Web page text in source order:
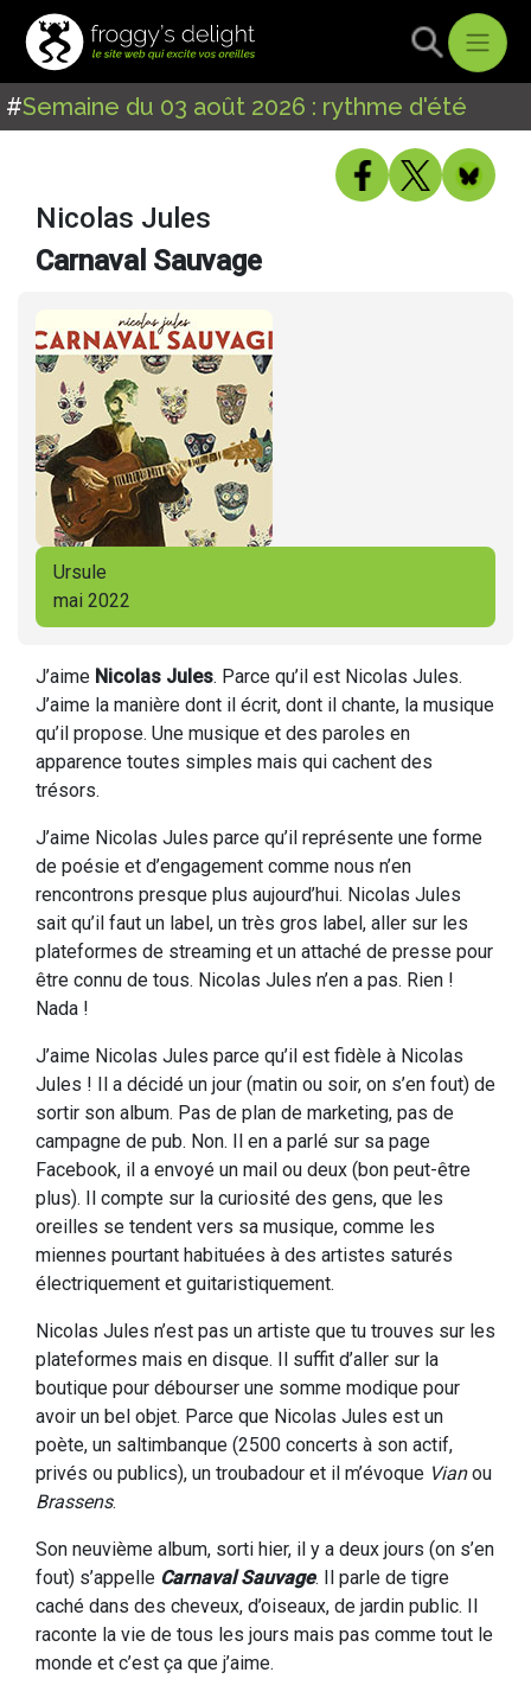
#Semaine du 03 août 2026 : rythme d'été
Nicolas Jules
Carnaval Sauvage
Ursule
mai 2022
J’aime Nicolas Jules. Parce qu’il est Nicolas Jules.
J’aime la manière dont il écrit, dont il chante, la musique
qu’il propose. Une musique et des paroles en
apparence toutes simples mais qui cachent des
trésors.
J’aime Nicolas Jules parce qu’il représente une forme
de poésie et d’engagement comme nous n’en
rencontrons presque plus aujourd’hui. Nicolas Jules
sait qu’il faut un label, un très gros label, aller sur les
plateformes de streaming et un attaché de presse pour
être connu de tous. Nicolas Jules n’en a pas. Rien !
Nada !
J’aime Nicolas Jules parce qu’il est fidèle à Nicolas
Jules ! Il a décidé un jour (matin ou soir, on s’en fout) de
sortir son album. Pas de plan de marketing, pas de
campagne de pub. Non. Il en a parlé sur sa page
Facebook, il a envoyé un mail ou deux (bon peut-être
plus). Il compte sur la curiosité des gens, que les
oreilles se tendent vers sa musique, comme les
miennes pourtant habituées à des artistes saturés
électriquement et guitaristiquement.
Nicolas Jules n’est pas un artiste que tu trouves sur les
plateformes mais en disque. Il suffit d’aller sur la
boutique pour débourser une somme modique pour
avoir un bel objet. Parce que Nicolas Jules est un
poète, un saltimbanque (2500 concerts à son actif,
privés ou publics), un troubadour et il m’évoque Vianou
Brassens.
Son neuvième album, sorti hier, il y a deux jours (on s’en
fout) s’appelle Carnaval Sauvage. Il parle de tigre
caché dans des cheveux, d’oiseaux, de jardin public. Il
raconte la vie de tous les jours mais pas comme tout le
monde et c’est ça que j’aime.